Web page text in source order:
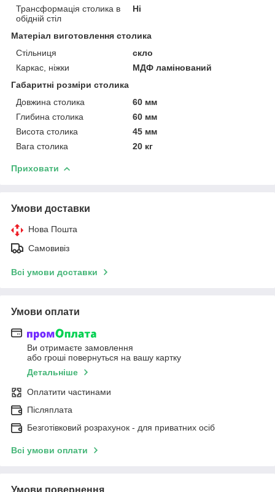
Трансформація столика в
обідній стіл
Ні
Матеріал виготовлення столика
Стільниця
скло
Каркас, ніжки
МДФ ламінований
Габаритні розміри столика
Довжина столика
60 мм
Глибина столика
60 мм
Висота столика
45 мм
Вага столика
20 кг
Приховати
Умови доставки
Нова Пошта
Самовивіз
Всі умови доставки
Умови оплати
Ви отримаєте замовлення
або гроші повернуться на вашу картку
Детальніше
Оплатити частинами
Післяплата
Безготівковий розрахунок - для приватних осіб
Всі умови оплати
Умови повернення